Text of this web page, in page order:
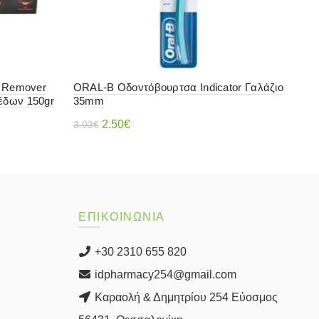
150gr
ORAL-B Οδοντόβουρτσα Indicator Γαλάζιο
35mm
3.03€ Original
2.50€Η
2.50€.
ΕΠΙΚΟΙΝΩΝΙΑ
+30 2310 655 820
idpharmacy254@gmail.com
Καραολή & Δημητρίου 254 Εύοσμος